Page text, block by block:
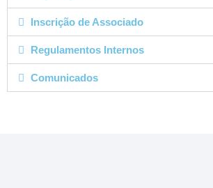
Inscrição de Associado
Regulamentos Internos
Comunicados